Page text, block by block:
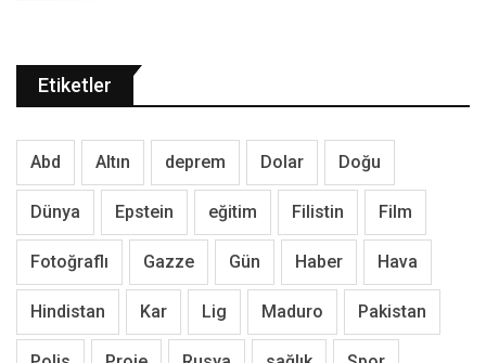
Etiketler
Abd Altın deprem Dolar Doğu
Dünya Epstein eğitim Filistin Film
Fotoğraflı Gazze Gün Haber Hava
Hindistan Kar Lig Maduro Pakistan